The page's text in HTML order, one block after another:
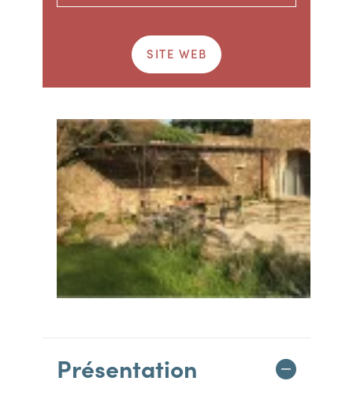
SITE WEB
Présentation